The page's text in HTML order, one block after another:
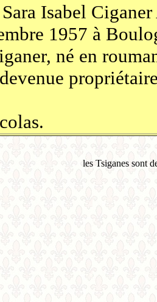
Isabel
1957 à
né en
devenue
les Tsiganes sont